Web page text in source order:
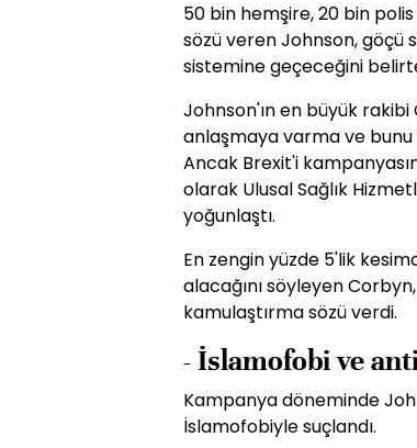
50 bin hemşire, 20 bin
sözü veren Johnson, göçü
sistemine geçeceğini
Johnson'ın en büyük
anlaşmaya varma ve bunu
Ancak Brexit'i
olarak Ulusal Sağlık
yoğunlaştı.
En zengin yüzde 5'lik
alacağını söyleyen
kamulaştırma sözü verdi.
- İslamofobi ve
Kampanya döneminde
İslamofobiyle suçlandı.